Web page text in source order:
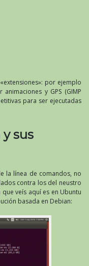
por ejemplo
y GPS (GIMP
para ser ejecutadas
sus
la línea de comandos, no
contra los del neustro
veís aquí es en Ubuntu
basada en Debian: